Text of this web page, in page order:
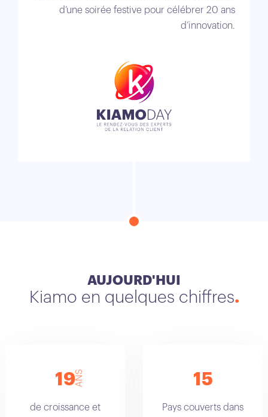
d’une soirée festive pour célébrer 20 ans
d’innovation.
AUJOURD'HUI
Kiamo en quelques chiffres
19ANS
de croissance et
15
Pays couverts dans